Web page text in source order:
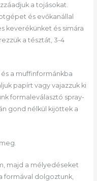
a tojásokat.
és evőkanállal
keverékünket és simára
a tésztát, 3-4
a muffinformánkba
papírt vagy vajazzuk ki
formaleválasztó spray-
gond nélkül kijöttek a
majd a mélyedéseket
formával dolgoztunk,